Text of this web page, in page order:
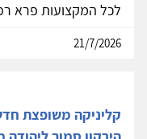
לכל המקצועות פרא
21/7/2026
קליניקה משופצת